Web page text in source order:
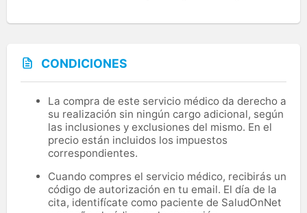
CONDICIONES
La compra de este servicio médico da derecho a
su realización sin ningún cargo adicional, según
las inclusiones y exclusiones del mismo. En el
precio están incluidos los impuestos
correspondientes.
Cuando compres el servicio médico, recibirás un
código de autorización en tu email. El día de la
cita, identifícate como paciente de SaludOnNet